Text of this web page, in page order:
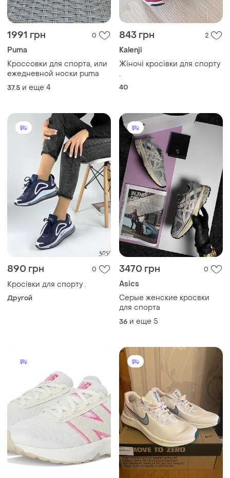
1991 грн 0
Puma
Кроссовки для спорта, или
ежедневной носки puma
37.5 и еще 4
843 грн 2
Kalenji
Жіночі кросівки для спорту
.
40
890 грн 0
Кросівки для спорту .
Другой
3470 грн 0
Asics
Серые женские кросвки
для спорта
36 и еще 5